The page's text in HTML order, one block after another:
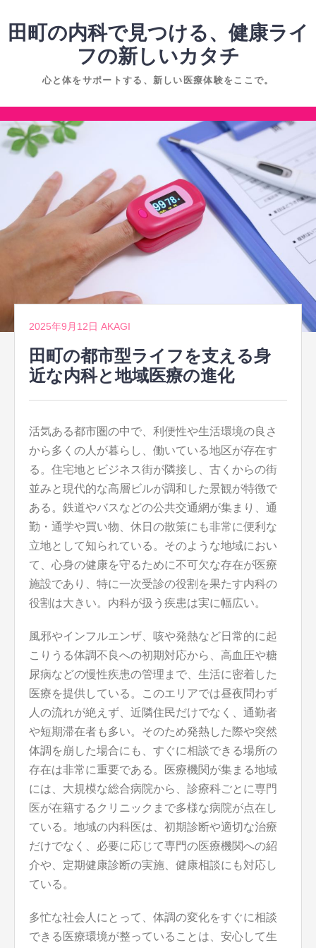
へ
ス
キ
田町の内科で見つける、健康ライ
フの新しいカタチ
心と体をサポートする、新しい医療体験をここで。
コ
ン
へ
ス
2025年9月12日 AKAGI
田町の都市型ライフを支える身
近な内科と地域医療の進化
活気ある都市圏の中で、利便性や生活環境の良さ
から多くの人が暮らし、働いている地区が存在す
る。 住宅地とビジネス街が隣接し、古くからの街
並みと現代的な高層ビルが調和した景観が特徴で
ある。鉄道やバスなどの公共交通網が集まり、通
勤・通学や買い物、休日の散策にも非常に便利な
立地として知られている。そのような地域におい
て、心身の健康を守るために不可欠な存在が医療
施設であり、特に一次受診の役割を果たす内科の
役割は大きい。内科が扱う疾患は実に幅広い。
風邪やインフルエンザ、咳や発熱など日常的に起
こりうる体調不良への初期対応から、高血圧や糖
尿病などの慢性疾患の管理まで、生活に密着した
医療を提供している。このエリアでは昼夜問わず
人の流れが絶えず、近隣住民だけでなく、通勤者
や短期滞在者も多い。そのため発熱した際や突然
体調を崩した場合にも、すぐに相談できる場所の
存在は非常に重要である。医療機関が集まる地域
には、大規模な総合病院から、診療科ごとに専門
医が在籍するクリニックまで多様な病院が点在し
ている。地域の内科医は、初期診断や適切な治療
だけでなく、必要に応じて専門の医療機関への紹
介や、定期健康診断の実施、健康相談にも対応し
ている。
多忙な社会人にとって、体調の変化をすぐに相談
できる医療環境が整っていることは、安心して生